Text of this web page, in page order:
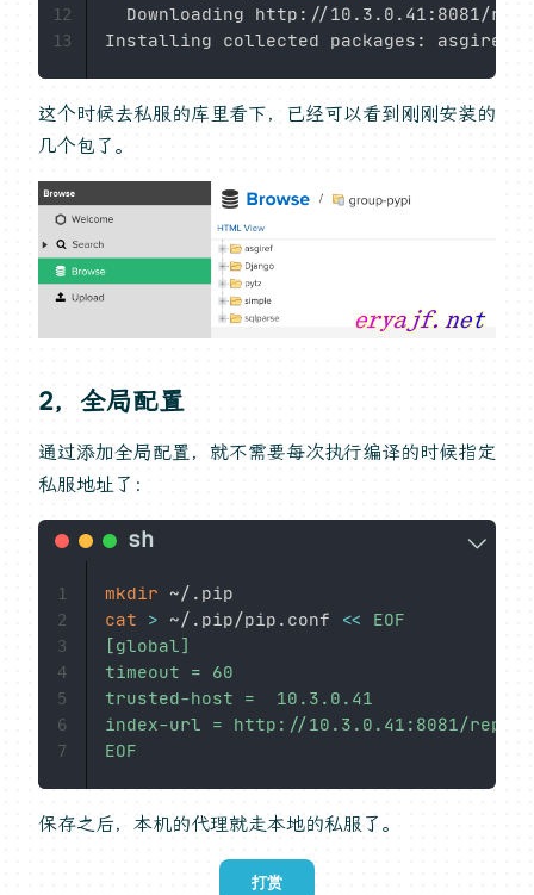
Downloading http://10.3.0.41:8081/
12
13
这个时候去私服的库里看下，已经可以看到刚刚安装的
几个包了。
2，全局配置
通过添加全局配置，就不需要每次执行编译的时候指定
私服地址了：
mkdir
cat
> ~/.pip/pip.conf <<
EOF
[global]
timeout = 60
trusted-host =  10.3.0.41
index-url = http://10.3.0.41:8081/
EOF
1
2
3
4
5
6
7
保存之后，本机的代理就走本地的私服了。
打赏